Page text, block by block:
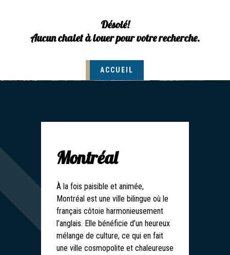
Désolé!
Aucun chalet à louer pour votre recherche.
ACCUEIL
Montréal
À la fois paisible et animée,
Montréal est une ville bilingue où le
français côtoie harmonieusement
l’anglais. Elle bénéficie d’un heureux
mélange de culture, ce qui en fait
une ville cosmopolite et chaleureuse